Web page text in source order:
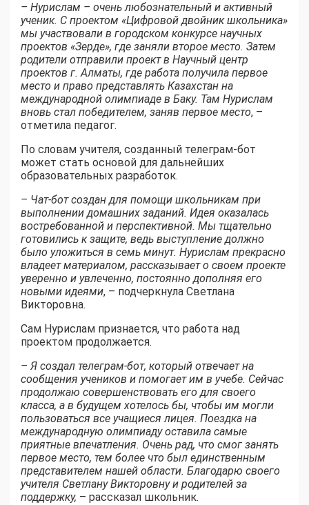
– Нурислам – очень любознательный и активный
ученик. С проектом «Цифровой двойник школьника»
мы участвовали в городском конкурсе научных
проектов «Зерде», где заняли второе место. Затем
родители отправили проект в Научный центр
проектов г. Алматы, где работа получила первое
место и право представлять Казахстан на
международной олимпиаде в Баку. Там Нурислам
вновь стал победителем, заняв первое место, –
отметила педагог.
По словам учителя, созданный телеграм-бот
может стать основой для дальнейших
образовательных разработок.
– Чат-бот создан для помощи школьникам при
выполнении домашних заданий. Идея оказалась
востребованной и перспективной. Мы тщательно
готовились к защите, ведь выступление должно
было уложиться в семь минут. Нурислам прекрасно
владеет материалом, рассказывает о своем проекте
уверенно и увлеченно, постоянно дополняя его
новыми идеями, – подчеркнула Светлана
Викторовна.
Сам Нурислам признается, что работа над
проектом продолжается.
– Я создал телеграм-бот, который отвечает на
сообщения учеников и помогает им в учебе. Сейчас
продолжаю совершенствовать его для своего
класса, а в будущем хотелось бы, чтобы им могли
пользоваться все учащиеся лицея. Поездка на
международную олимпиаду оставила самые
приятные впечатления. Очень рад, что смог занять
первое место, тем более что был единственным
представителем нашей области. Благодарю своего
учителя Светлану Викторовну и родителей за
поддержку, – рассказал школьник.